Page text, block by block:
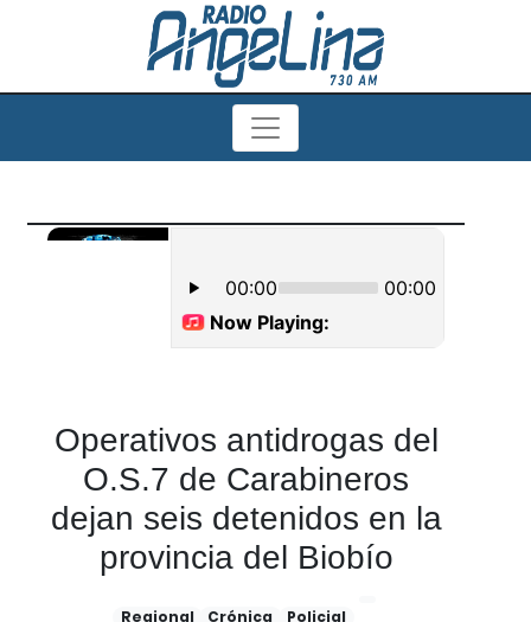
Operativos antidrogas del
O.S.7 de Carabineros
dejan seis detenidos en la
provincia del Biobío
Regional Crónica Policial